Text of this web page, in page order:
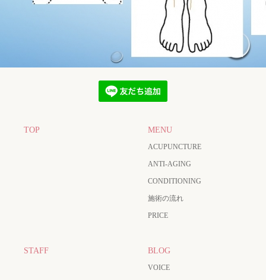
TOP MENU
ACUPUNCTURE
ANTI-AGING
CONDITIONING
施術の流れ
PRICE
STAFF BLOG
VOICE